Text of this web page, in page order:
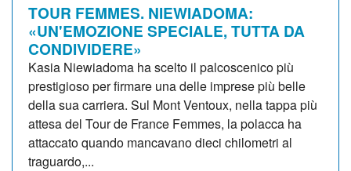
TOUR FEMMES. NIEWIADOMA:
«UN'EMOZIONE SPECIALE, TUTTA DA
CONDIVIDERE»
Kasia Niewiadoma ha scelto il palcoscenico più
prestigioso per firmare una delle imprese più belle
della sua carriera. Sul Mont Ventoux, nella tappa più
attesa del Tour de France Femmes, la polacca ha
attaccato quando mancavano dieci chilometri al
traguardo,...